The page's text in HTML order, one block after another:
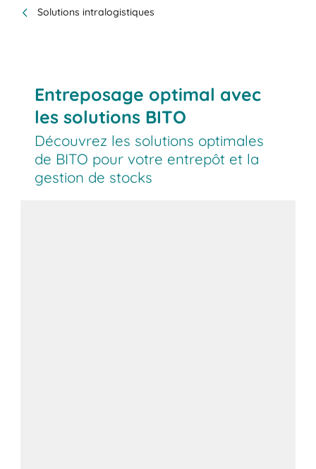
Solutions intralogistiques
Entreposage optimal avec
les solutions BITO
Découvrez les solutions optimales
de BITO pour votre entrepôt et la
gestion de stocks